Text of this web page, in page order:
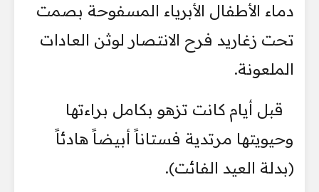
دماء الأطفال الأبرياء المسفوحة بصمت
تحت زغاريد فرح الانتصار لوثن العادات
الملعونة.
قبل أيام كانت تزهو بكامل براءتها
وحيويتها مرتدية فستاناً أبيضاً هادئاً
(بدلة العيد الفائت).